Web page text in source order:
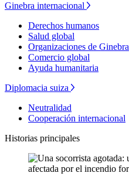
Ginebra internacional
Derechos humanos
Salud global
Organizaciones de Ginebra
Comercio global
Ayuda humanitaria
Diplomacia suiza
Neutralidad
Cooperación internacional
Historias principales